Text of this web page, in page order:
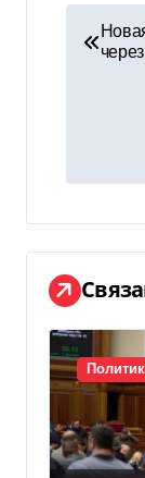
Н
а
ц
и
я
п